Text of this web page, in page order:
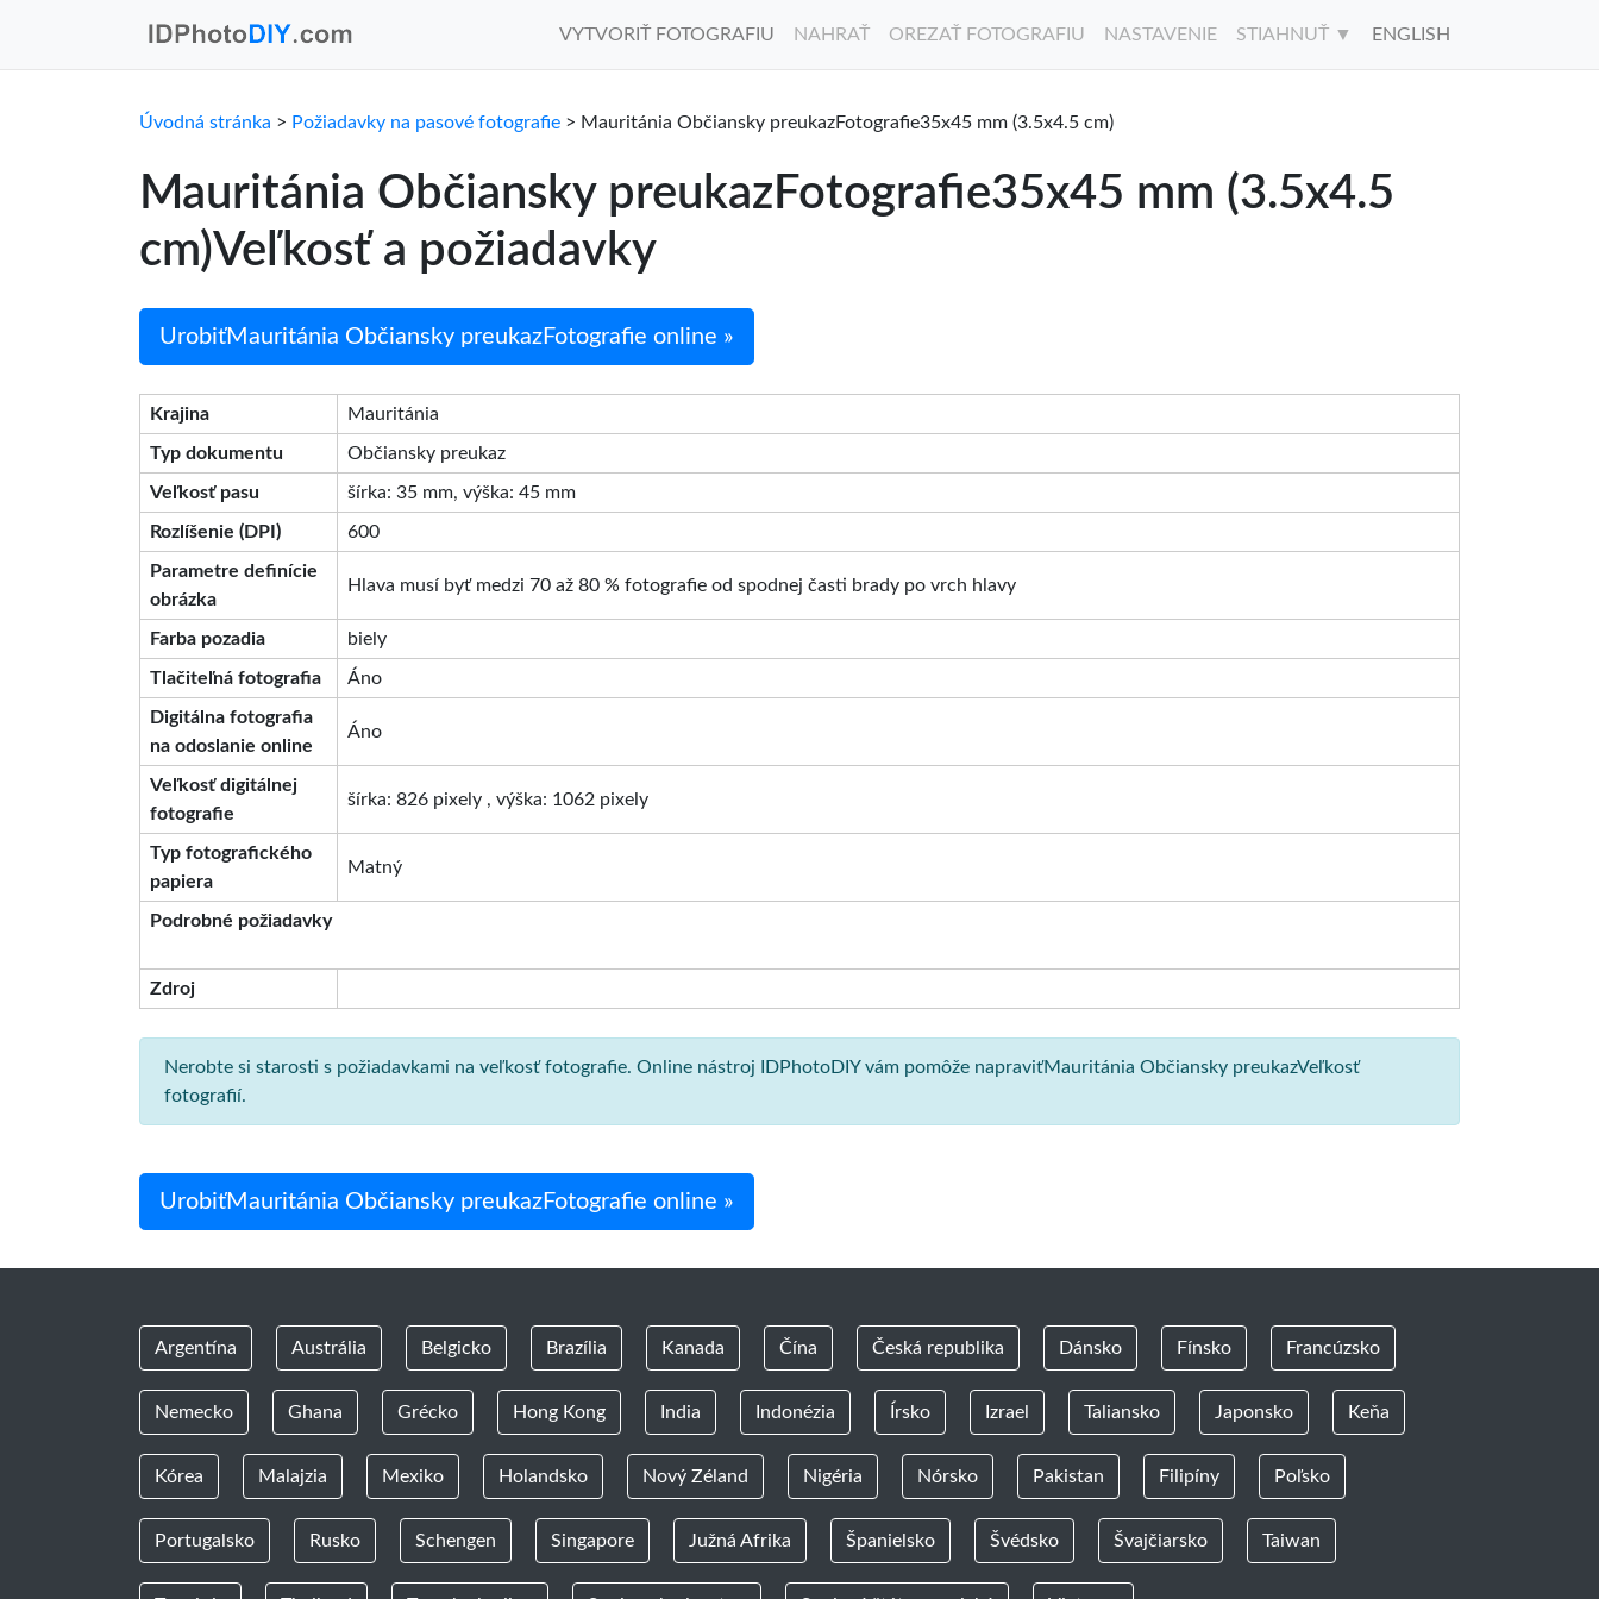
VYTVORIŤ FOTOGRAFIU NAHRAŤ OREZAŤ FOTOGRAFIU NASTAVENIE STIAHNUŤ ▼ ENGLISH
Úvodná stránka > Požiadavky na pasové fotografie > Mauritánia Občiansky preukazFotografie35x45 mm (3.5x4.5 cm)
Mauritánia Občiansky preukazFotografie35x45 mm (3.5x4.5
cm)Veľkosť a požiadavky
UrobiťMauritánia Občiansky preukazFotografie online »
Krajina Mauritánia
Typ dokumentu Občiansky preukaz
Veľkosť pasu šírka: 35 mm, výška: 45 mm
Rozlíšenie (DPI) 600
Parametre definície
obrázka
Hlava musí byť medzi 70 až 80 % fotografie od spodnej časti brady po vrch hlavy
Farba pozadia biely
Tlačiteľná fotografia Áno
Digitálna fotografia
na odoslanie online
Áno
Veľkosť digitálnej
fotografie
šírka: 826 pixely , výška: 1062 pixely
Typ fotografického
papiera
Matný
Podrobné požiadavky
Zdroj
Nerobte si starosti s požiadavkami na veľkosť fotografie. Online nástroj IDPhotoDIY vám pomôže napraviťMauritánia Občiansky preukazVeľkosť
fotografií.
UrobiťMauritánia Občiansky preukazFotografie online »
Argentína Austrália Belgicko Brazília Kanada Čína Česká republika Dánsko Fínsko Francúzsko
Nemecko Ghana Grécko Hong Kong India Indonézia Írsko Izrael Taliansko Japonsko Keňa
Kórea Malajzia Mexiko Holandsko Nový Zéland Nigéria Nórsko Pakistan Filipíny Poľsko
Portugalsko Rusko Schengen Singapore Južná Afrika Španielsko Švédsko Švajčiarsko Taiwan